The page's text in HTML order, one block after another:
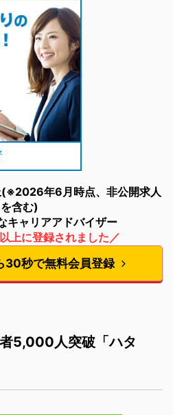
年6月時点、非公開求人
を含む)
キャリアアドバイザー
上に登録されました／
30秒で無料会員登録
5,000人突破「ハタ